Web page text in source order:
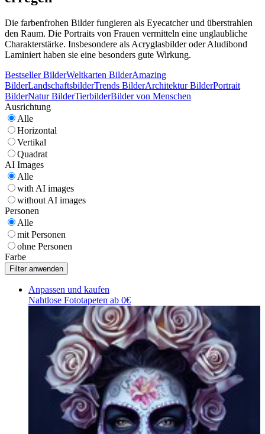
Die farbenfrohen Bilder fungieren als Eyecatcher und überstrahlen
den Raum. Die Portraits von Frauen vermitteln eine unglaubliche
Charakterstärke. Insbesondere als Acryglasbilder oder Aludibond
Laminiert haben sie eine besonders gute Wirkung.
Bestseller BilderWeltkarten BilderAmazing
BilderLandschaftsbilderTrends BilderArchitektur BilderPortrait
BilderNatur BilderTierbilderBilder von Menschen
Ausrichtung
Alle
Horizontal
Vertikal
Quadrat
AI Images
Alle
with AI images
without AI images
Personen
Alle
mit Personen
ohne Personen
Farbe
Anpassen und kaufen
Nahtlose Fototapeten ab 0€